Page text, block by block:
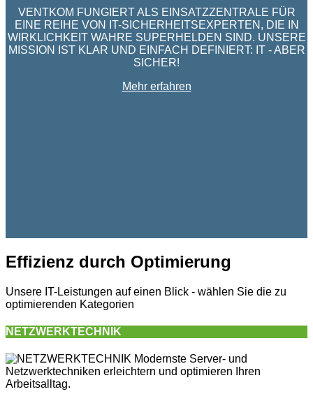
VENTKOM FUNGIERT ALS EINSATZZENTRALE FÜR
EINE REIHE VON IT-SICHERHEITSEXPERTEN, DIE IN
WIRKLICHKEIT WAHRE SUPERHELDEN SIND. UNSERE
MISSION IST KLAR UND EINFACH DEFINIERT: IT - ABER
SICHER!
Mehr erfahren
Effizienz durch Optimierung
Unsere IT-Leistungen auf einen Blick - wählen Sie die zu
optimierenden Kategorien
NETZWERKTECHNIK